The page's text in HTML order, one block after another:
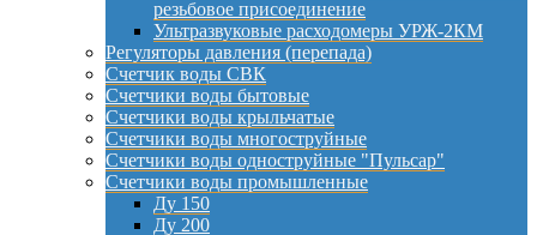
резьбовое присоединение
Ультразвуковые расходомеры УРЖ-2КМ
Регуляторы давления (перепада)
Счетчик воды СВК
Счетчики воды бытовые
Счетчики воды крыльчатые
Счетчики воды многоструйные
Счетчики воды одноструйные "Пульсар"
Счетчики воды промышленные
Ду 150
Ду 200